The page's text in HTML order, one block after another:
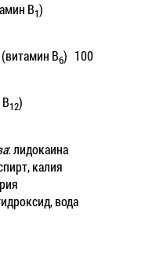
B1)
B6) 100
12)
: лидокаина
калия
вода